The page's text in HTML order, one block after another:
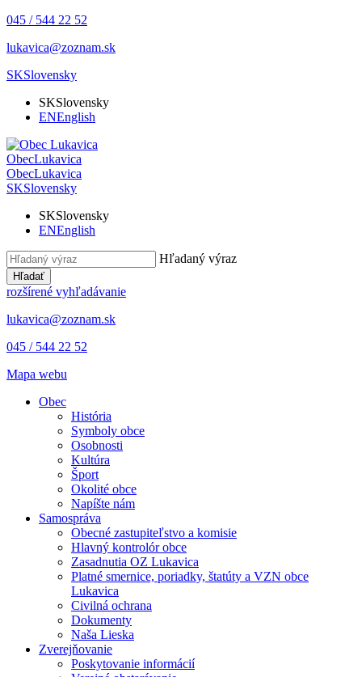
045 / 544 22 52
lukavica@zoznam.sk
SKSlovensky
SKSlovensky
ENEnglish
ObecLukavica
ObecLukavica
SKSlovensky
SKSlovensky
ENEnglish
Hľadaný výraz
Hľadať
rozšírené vyhľadávanie
lukavica@zoznam.sk
045 / 544 22 52
Mapa webu
Obec
História
Symboly obce
Osobnosti
Kultúra
Šport
Okolité obce
Napíšte nám
Samospráva
Obecné zastupiteľstvo a komisie
Hlavný kontrolór obce
Zasadnutia OZ Lukavica
Platné smernice, poriadky, štatúty a VZN obce
Lukavica
Civilná ochrana
Dokumenty
Naša Lieska
Zverejňovanie
Poskytovanie informácií